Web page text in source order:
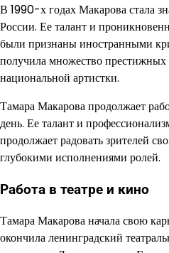
В 1990-х годах Макарова стала
России. Ее талант и
были признаны иностранными
получила множество престижных
национальной артистки.
Тамара Макарова продолжает
день. Ее талант и
продолжает радовать зрителей
глубокими исполнениями ролей.
Работа в театре и кино
Тамара Макарова начала свою
окончила ленинградский